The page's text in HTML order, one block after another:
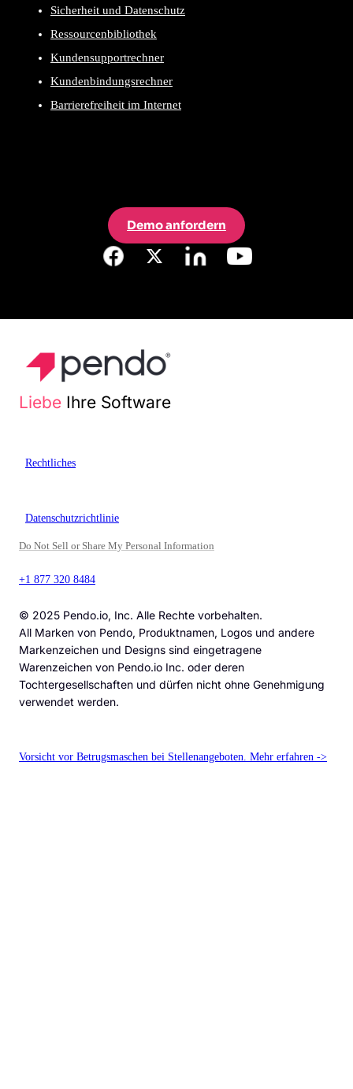
Sicherheit und Datenschutz
Ressourcenbibliothek
Kundensupportrechner
Kundenbindungsrechner
Barrierefreiheit im Internet
Demo anfordern
Liebe Ihre Software
Rechtliches
Datenschutzrichtlinie
Do Not Sell or Share My Personal Information
+1 877 320 8484
© 2025 Pendo.io, Inc. Alle Rechte vorbehalten.
All Marken von Pendo, Produktnamen, Logos und andere
Markenzeichen und Designs sind eingetragene
Warenzeichen von Pendo.io Inc. oder deren
Tochtergesellschaften und dürfen nicht ohne Genehmigung
verwendet werden.
Vorsicht vor Betrugsmaschen bei Stellenangeboten. Mehr erfahren ->